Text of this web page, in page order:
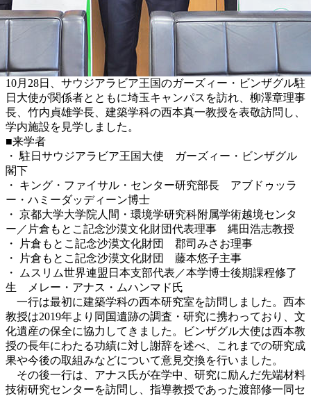
10月28日、サウジアラビア王国のガーズィー・ビンザグル駐
日⼤使が関係者とともに埼玉キャンパスを訪れ、柳澤章理事
長、竹内貞雄学長、建築学科の西本真一教授を表敬訪問し、
学内施設を見学しました。
■来学者
・ 駐日サウジアラビア王国大使 ガーズィー・ビンザグル
閣下
・ キング・ファイサル・センター研究部⻑ アブドゥッラ
ー・ハミーダッディーン博⼠
・ 京都⼤学⼤学院⼈間・環境学研究科附属学術越境センタ
ー／⽚倉もとこ記念沙漠⽂化財団代表理事 縄⽥浩志教授
・ ⽚倉もとこ記念沙漠⽂化財団 郡司みさお理事
・ ⽚倉もとこ記念沙漠⽂化財団 藤本悠⼦主事
・ ムスリム世界連盟⽇本⽀部代表／本学博士後期課程修了
生 メレー・アナス・ムハンマド氏
一行は最初に建築学科の西本研究室を訪問しました。西本
教授は2019年より同国遺跡の調査・研究に携わっており、文
化遺産の保全に協力してきました。ビンザグル大使は西本教
授の長年にわたる功績に対し謝辞を述べ、これまでの研究成
果や今後の取組みなどについて意見交換を行いました。
その後一行は、アナス氏が在学中、研究に励んだ先端材料
技術研究センターを訪問し、指導教授であった渡部修一同セ